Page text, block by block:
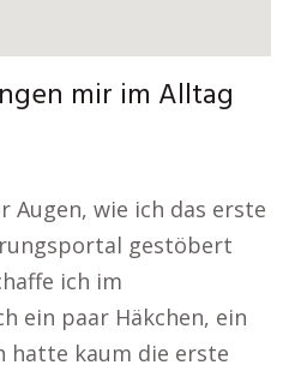
mir im Alltag
Augen, wie ich das erste
gestöbert
ich im
ein paar Häkchen, ein
hatte kaum die erste